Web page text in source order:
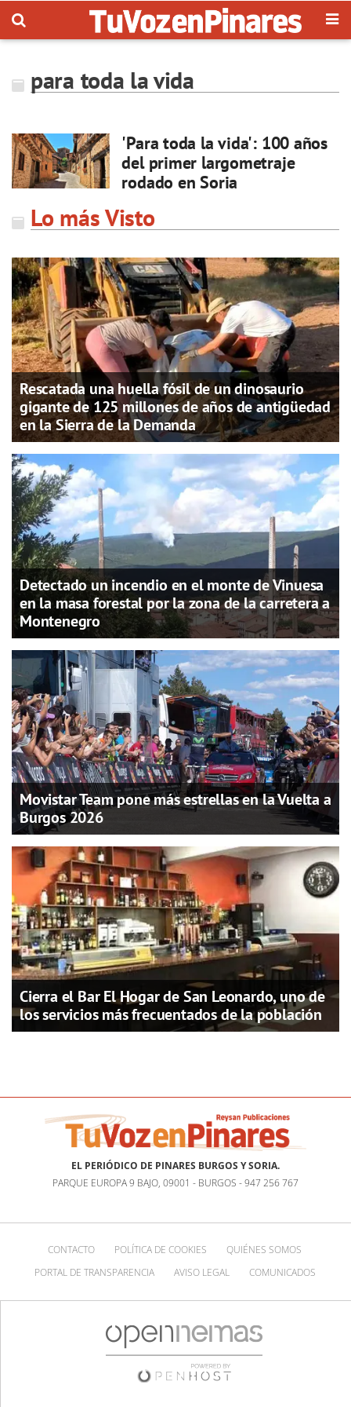
para toda la vida
'Para toda la vida': 100 años
del primer largometraje
rodado en Soria
Lo más Visto
Rescatada una huella fósil de un dinosaurio
gigante de 125 millones de años de antigüedad
en la Sierra de la Demanda
Detectado un incendio en el monte de Vinuesa
en la masa forestal por la zona de la carretera a
Montenegro
Movistar Team pone más estrellas en la Vuelta a
Burgos 2026
Cierra el Bar El Hogar de San Leonardo, uno de
los servicios más frecuentados de la población
EL PERIÓDICO DE PINARES BURGOS Y SORIA.
PARQUE EUROPA 9 BAJO, 09001 - BURGOS - 947 256 767
CONTACTO POLÍTICA DE COOKIES
QUIÉNES SOMOS
PORTAL DE TRANSPARENCIA
AVISO LEGAL COMUNICADOS